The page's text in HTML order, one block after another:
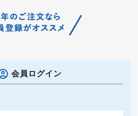
会員ログイン